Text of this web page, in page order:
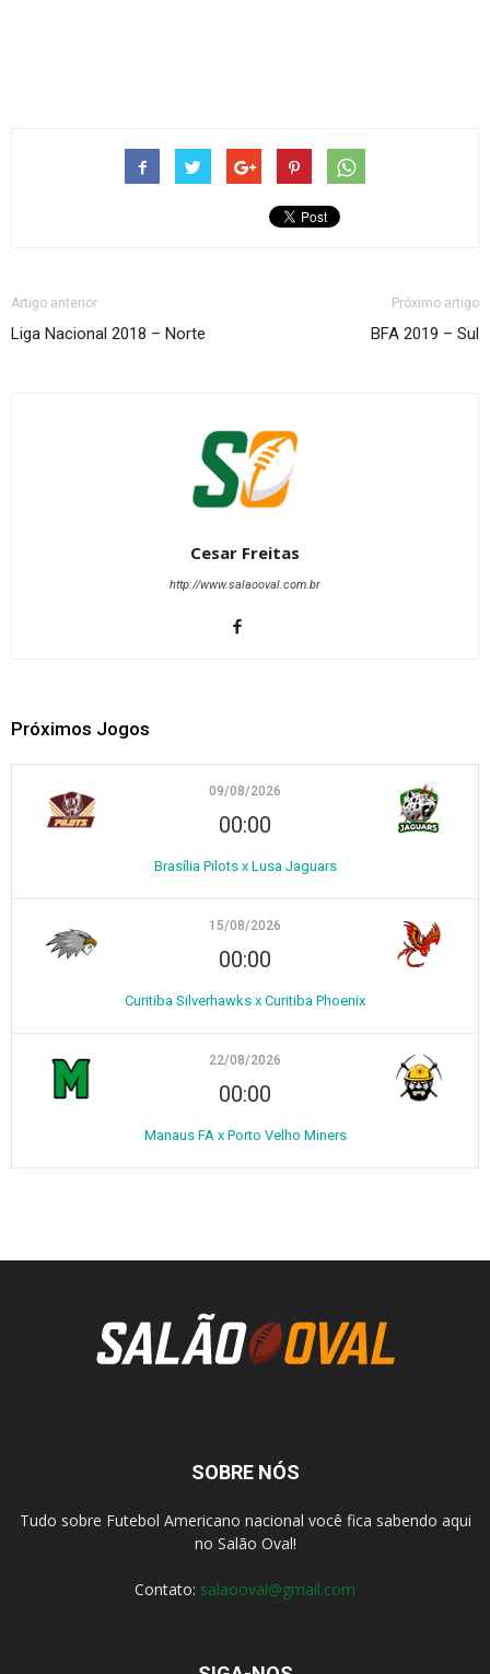
Artigo anterior
Liga Nacional 2018 – Norte
Próximo artigo
BFA 2019 – Sul
Cesar Freitas
http://www.salaooval.com.br
Próximos Jogos
09/08/2026
00:00
Brasília Pilots x Lusa Jaguars
15/08/2026
00:00
Curitiba Silverhawks x Curitiba Phoenix
22/08/2026
00:00
Manaus FA x Porto Velho Miners
SOBRE NÓS
Tudo sobre Futebol Americano nacional você fica sabendo aqui
no Salão Oval!
Contato: salaooval@gmail.com